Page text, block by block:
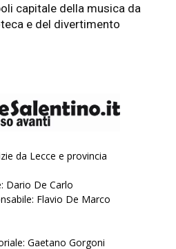
capitale della musica da
e del divertimento
da Lecce e provincia
Dario De Carlo
Flavio De Marco
Gaetano Gorgoni